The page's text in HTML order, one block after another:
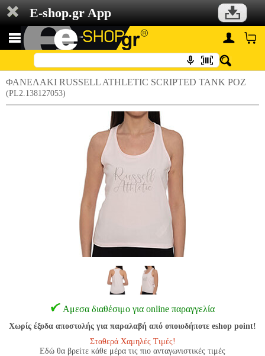
E-shop.gr App
ΦΑΝΕΛΑΚΙ RUSSELL ATHLETIC SCRIPTED TANK ΡΟΖ
(PL2.138127053)
Αμεσα διαθέσιμο για online παραγγελία
Χωρίς έξοδα αποστολής για παραλαβή από οποιοδήποτε eshop point!
Σταθερά Χαμηλές Τιμές!
Εδώ θα βρείτε κάθε μέρα τις πιο ανταγωνιστικές τιμές